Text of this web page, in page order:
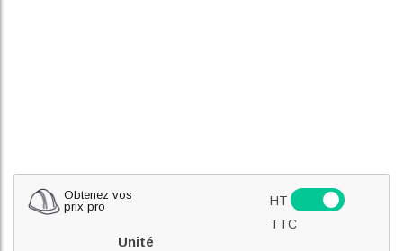
Obtenez vos
prix pro
HT
TTC
Unité